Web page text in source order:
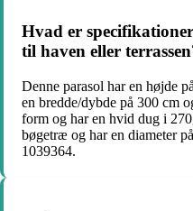
Hvad er
til haven eller
Denne parasol har en højde
en bredde/dybde på 300 cm
form og har en hvid dug i
bøgetræ og har en diameter
1039364.